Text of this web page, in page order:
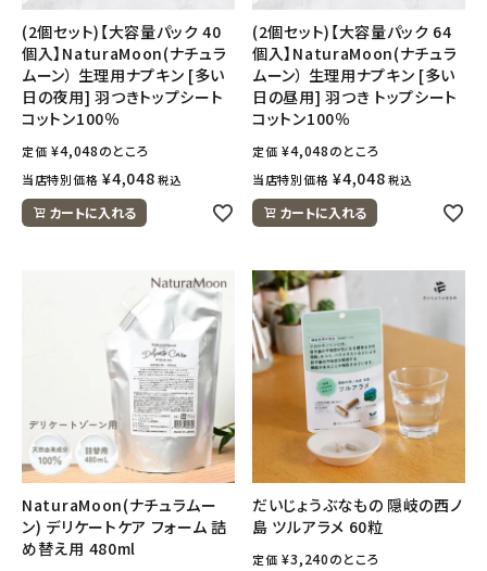
(2個セット)【大容量パック 40
個入】NaturaMoon(ナチュラ
ムーン） 生理用ナプキン [多い
日の夜用] 羽つきトップシート
コットン100％
定価 ¥4,048のところ
当店特別価格 ¥4,048 税込
カートに入れる
(2個セット)【大容量パック 64
個入】NaturaMoon(ナチュラ
ムーン） 生理用ナプキン [多い
日の昼用] 羽つき トップシート
コットン100％
定価 ¥4,048のところ
当店特別価格 ¥4,048 税込
カートに入れる
NaturaMoon(ナチュラムー
ン) デリケートケア フォーム 詰
め替え用 480ml
だいじょうぶなもの 隠岐の西ノ
島 ツルアラメ 60粒
定価 ¥3,240のところ